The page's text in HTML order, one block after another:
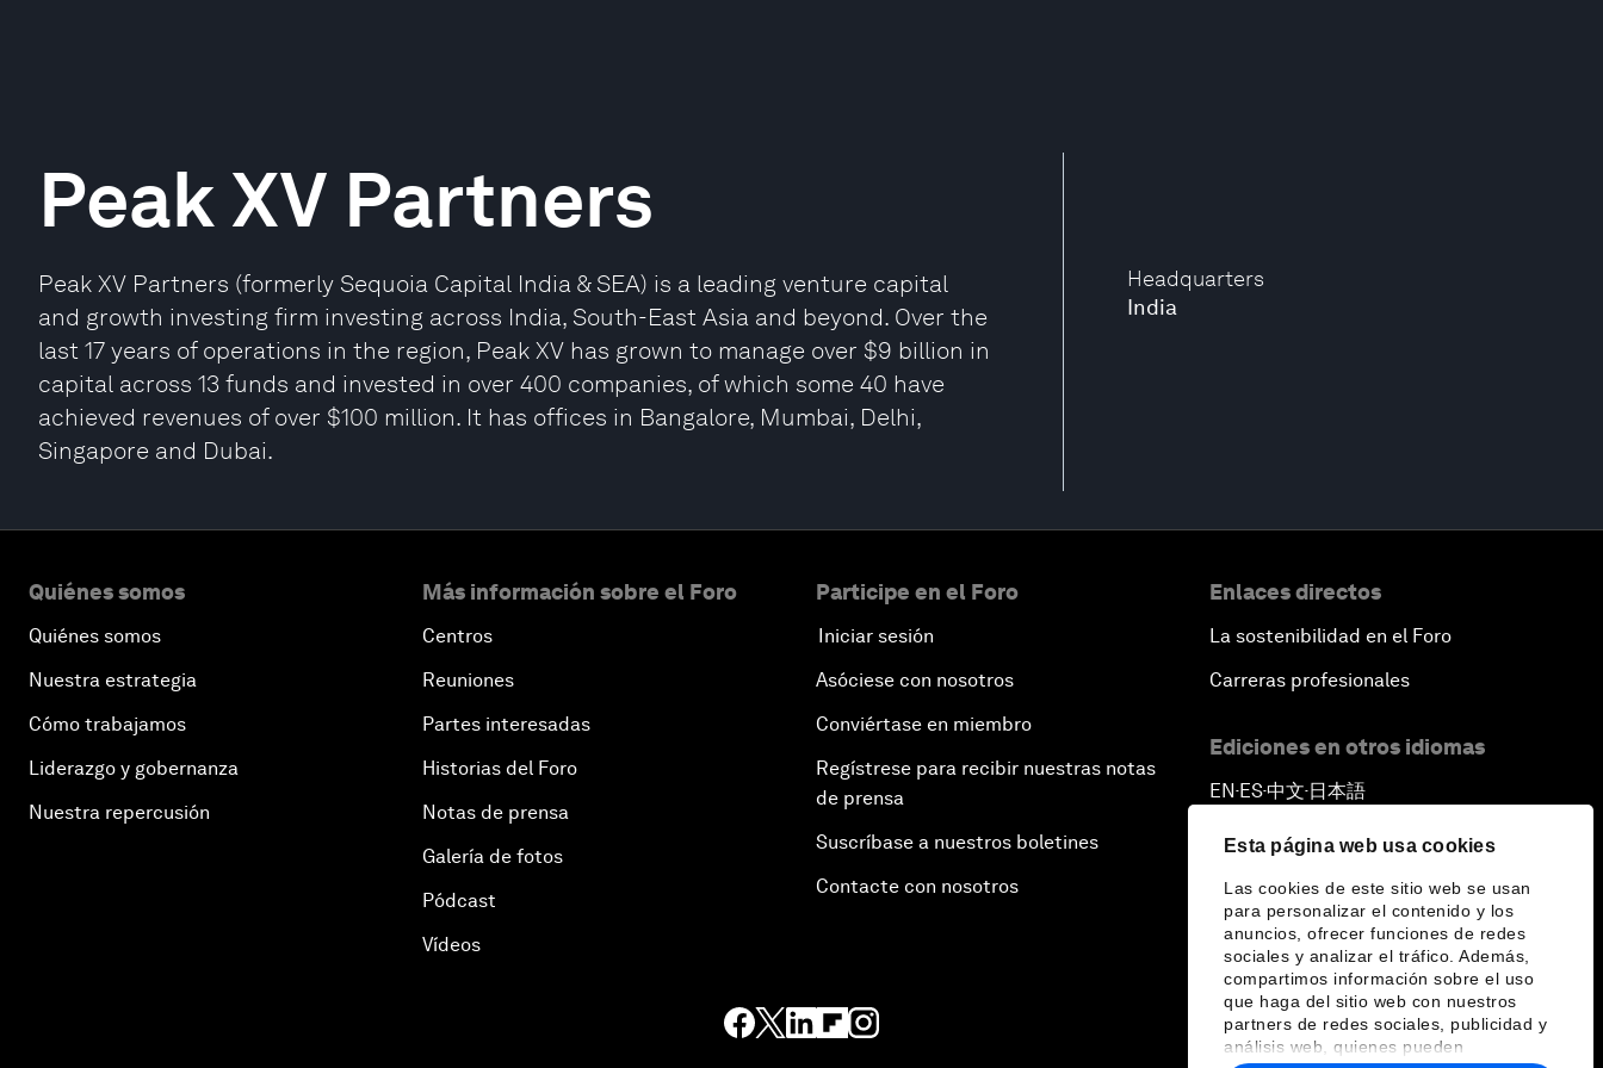
Esta página web usa cookies
Las cookies de este sitio web se usan
para personalizar el contenido y los
anuncios, ofrecer funciones de redes
sociales y analizar el tráfico. Además,
compartimos información sobre el uso
que haga del sitio web con nuestros
partners de redes sociales, publicidad y
análisis web, quienes pueden
Headquarters
India
Peak XV Partners
Peak XV Partners (formerly Sequoia Capital India & SEA) is a leading venture capital
and growth investing firm investing across India, South-East Asia and beyond. Over the
last 17 years of operations in the region, Peak XV has grown to manage over $9 billion in
capital across 13 funds and invested in over 400 companies, of which some 40 have
achieved revenues of over $100 million. It has offices in Bangalore, Mumbai, Delhi,
Singapore and Dubai.
Quiénes somos
Quiénes somos
Nuestra estrategia
Cómo trabajamos
Liderazgo y gobernanza
Nuestra repercusión
Más información sobre el Foro
Centros
Reuniones
Partes interesadas
Historias del Foro
Notas de prensa
Galería de fotos
Pódcast
Vídeos
Participe en el Foro
Iniciar sesión
Asóciese con nosotros
Conviértase en miembro
Regístrese para recibir nuestras notas
de prensa
Suscríbase a nuestros boletines
Contacte con nosotros
Enlaces directos
La sostenibilidad en el Foro
Carreras profesionales
Ediciones en otros idiomas
EN ▪ES▪中文▪ 日本語